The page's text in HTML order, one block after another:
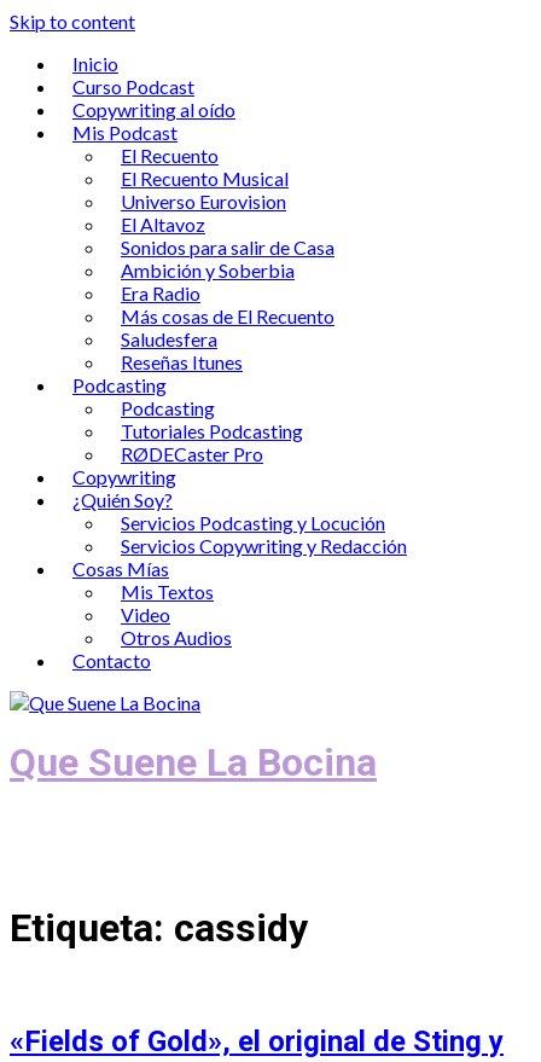
Skip to content
Inicio
Curso Podcast
Copywriting al oído
Mis Podcast
El Recuento
El Recuento Musical
Universo Eurovision
El Altavoz
Sonidos para salir de Casa
Ambición y Soberbia
Era Radio
Más cosas de El Recuento
Saludesfera
Reseñas Itunes
Podcasting
Podcasting
Tutoriales Podcasting
RØDECaster Pro
Copywriting
¿Quién Soy?
Servicios Podcasting y Locución
Servicios Copywriting y Redacción
Cosas Mías
Mis Textos
Video
Otros Audios
Contacto
Que Suene La Bocina
Etiqueta: cassidy
«Fields of Gold», el original de Sting y